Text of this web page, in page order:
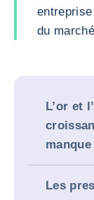
du
L’or et
Les